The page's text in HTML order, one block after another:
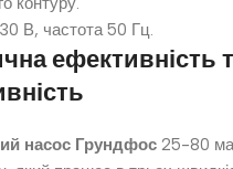
В, частота 50 Гц.
ефективність
насос Грундфос 25-80